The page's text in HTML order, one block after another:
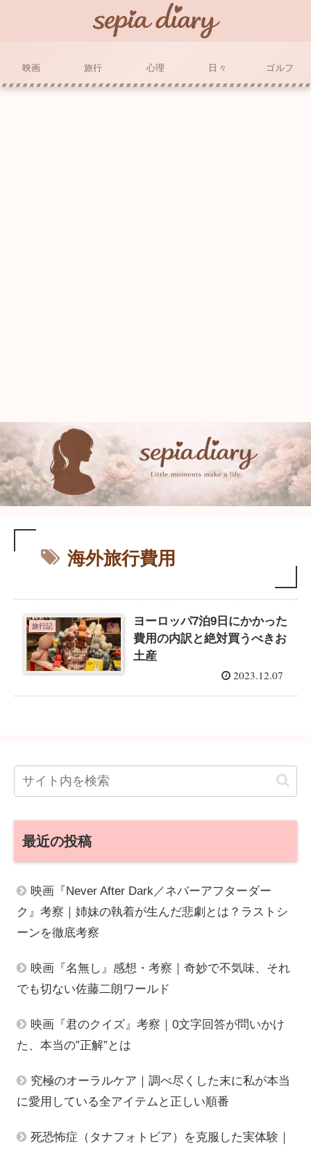
映画 旅行 心理 日々 ゴルフ
海外旅行費用
旅行記
ヨーロッパ7泊9日にかかった
費用の内訳と絶対買うべきお
土産
2023.12.07
最近の投稿
映画『Never After Dark／ネバーアフターダー
ク』考察｜姉妹の執着が生んだ悲劇とは？ラストシ
ーンを徹底考察
映画『名無し』感想・考察｜奇妙で不気味、それ
でも切ない佐藤二朗ワールド
映画『君のクイズ』考察｜0文字回答が問いかけ
た、本当の”正解”とは
究極のオーラルケア｜調べ尽くした末に私が本当
に愛用している全アイテムと正しい順番
死恐怖症（タナフォトビア）を克服した実体験｜